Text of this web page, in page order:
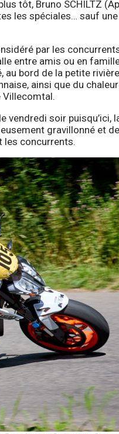
tôt, Bruno SCHILTZ
les spéciales… sauf une
par les
entre amis ou en
bord de la petite
ainsi que du
Villecomtal.
vendredi soir puisqu’ici,
gravillonné et
les concurrents.